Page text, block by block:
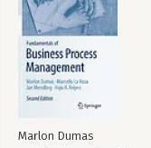
Bekijk alle boeken
Marlon Dumas